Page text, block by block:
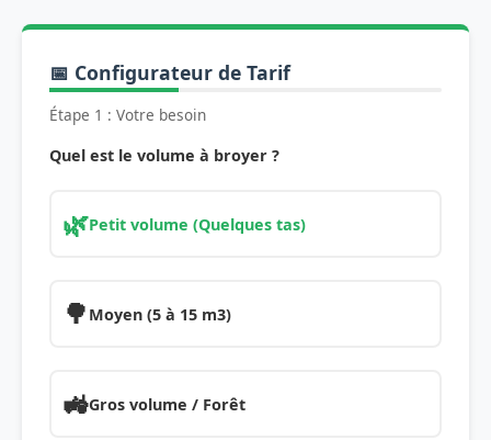
📅 Configurateur de Tarif
Étape 1 : Votre besoin
Quel est le volume à broyer ?
🌿Petit volume (Quelques tas)
🌳 Moyen (5 à 15 m3)
🚜Gros volume / Forêt